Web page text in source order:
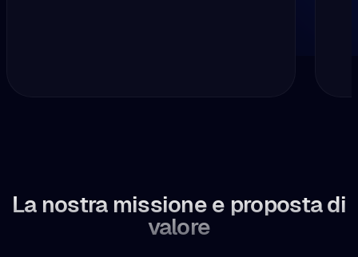
La nostra missione e proposta di
valore